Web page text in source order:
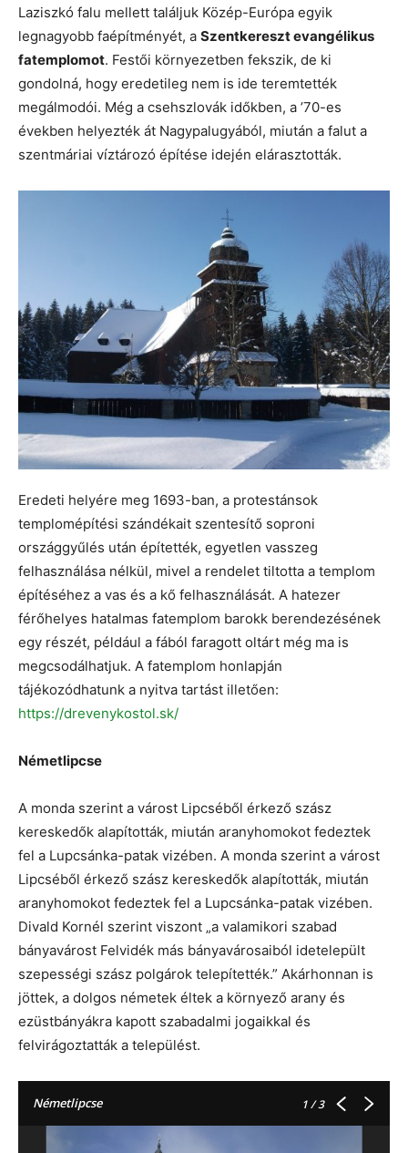
Laziszkó falu mellett találjuk Közép-Európa egyik
legnagyobb faépítményét, a Szentkereszt evangélikus
fatemplomot. Festői környezetben fekszik, de ki
gondolná, hogy eredetileg nem is ide teremtették
megálmodói. Még a csehszlovák időkben, a ’70-es
években helyezték át Nagypalugyából, miután a falut a
szentmáriai víztározó építése idején elárasztották.
Eredeti helyére meg 1693-ban, a protestánsok
templomépítési szándékait szentesítő soproni
országgyűlés után építették, egyetlen vasszeg
felhasználása nélkül, mivel a rendelet tiltotta a templom
építéséhez a vas és a kő felhasználását. A hatezer
férőhelyes hatalmas fatemplom barokk berendezésének
egy részét, például a fából faragott oltárt még ma is
megcsodálhatjuk. A fatemplom honlapján
tájékozódhatunk a nyitva tartást illetően:
https://drevenykostol.sk/
Németlipcse
A monda szerint a várost Lipcséből érkező szász
kereskedők alapították, miután aranyhomokot fedeztek
fel a Lupcsánka-patak vizében. A monda szerint a várost
Lipcséből érkező szász kereskedők alapították, miután
aranyhomokot fedeztek fel a Lupcsánka-patak vizében.
Divald Kornél szerint viszont „a valamikori szabad
bányavárost Felvidék más bányavárosaiból idetelepült
szepességi szász polgárok telepítették.” Akárhonnan is
jöttek, a dolgos németek éltek a környező arany és
ezüstbányákra kapott szabadalmi jogaikkal és
felvirágoztatták a települést.
Németlipcse 1/ 3